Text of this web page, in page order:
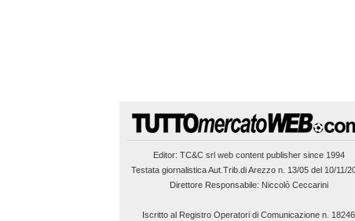
Editor: TC&C srlweb content publisher since 1994
Testata giornalistica Aut.Trib.di Arezzo n. 13/05 del 10/11/
Direttore Responsabile: Niccolò Ceccarini
Iscritto al Registro Operatori di Comunicazione n. 18246